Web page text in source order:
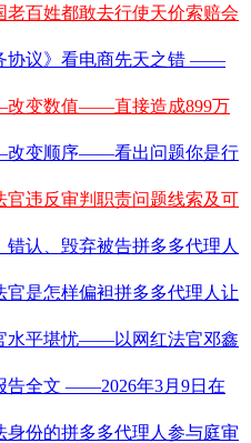
老百姓都敢去行使天价索赔会
协议》看电商先天之错 ——
变数值——直接造成899万
变顺序——看出问题你是行
官违反审判职责问题线索及可
认、毁弃被告拼多多代理人
官是怎样偏袒拼多多代理人让
水平堪忧——以网红法官邓鑫
告全文 ——2026年3月9日在
身份的拼多多代理人参与庭审